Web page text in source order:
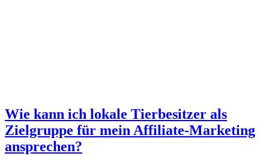
Wie kann ich lokale Tierbesitzer als
Zielgruppe für mein Affiliate-Marketing
ansprechen?